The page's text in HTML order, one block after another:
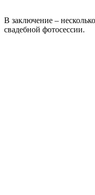
В заключение –
свадебной фотосессии.